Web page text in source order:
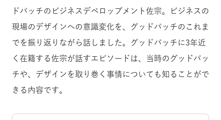
ドパッチのビジネスデベロップメント佐宗。ビジネスの
現場のデザインへの意識変化を、グッドパッチのこれま
でを振り返りながら話しました。グッドパッチに3年近
く在籍する佐宗が話すエピソードは、当時のグッドパッ
チや、デザインを取り巻く事情についても知ることがで
きる内容です。